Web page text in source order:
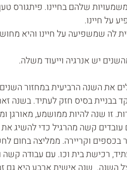
שלהם בחיינו. פיתגורס
על חיינו.
לה שמשפיעה על חיינו והיא
, מתחילים את השנה הרביעית במחזור
בבניית בסיס חזק לעתיד. בשנה
זו שנה להיות ממושמע, מאורגן
קשה מהרגיל כדי להשיג
וקריירה. ממליצה בחום
רכישת בית וכו. עם עבודה קשה